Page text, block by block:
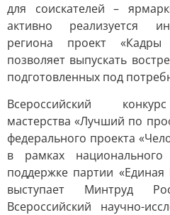
для соискателей –
активно реализуется
региона проект
позволяет выпускать
подготовленных под
Всероссийский
мастерства «Лучший по
федерального проекта
в рамках
поддержке партии «Единая
выступает Минтруд
Всероссийский научно-